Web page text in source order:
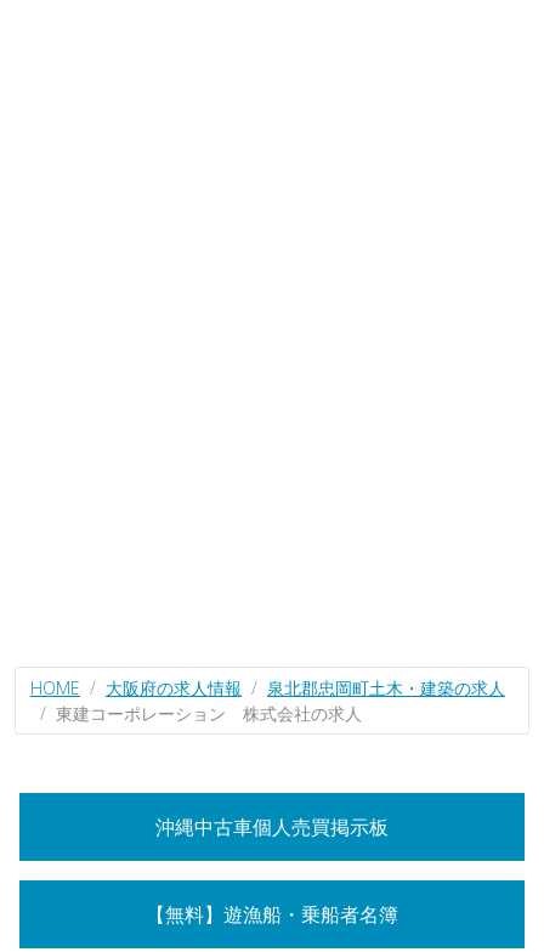
HOME 大阪府の求人情報
泉北郡忠岡町土木・建築の求人
東建コーポレーション 株式会社の求人
沖縄中古車個人売買掲示板
【無料】遊漁船・乗船者名簿